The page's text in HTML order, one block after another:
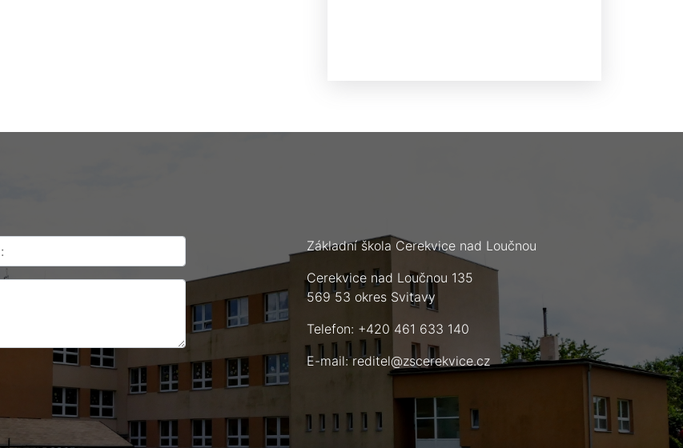
Základní škola Cerekvice nad Loučnou
Cerekvice nad Loučnou 135
569 53 okres Svitavy
Telefon: +420 461 633 140
E-mail:reditel@zscerekvice.cz